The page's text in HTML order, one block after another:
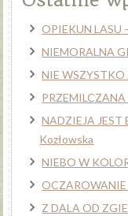
OPIEKUN LASU
NIEMORALNA
NIE
NADZIEJA JEST
Kozłowska
NIEBO W
OCZAROWANIE
Z DALA OD